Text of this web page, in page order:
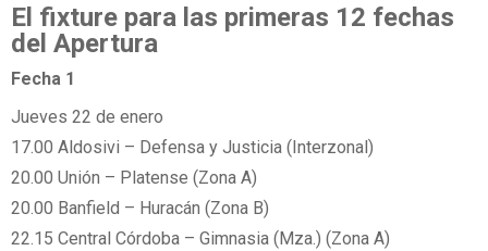
El fixture para las primeras 12 fechas
del Apertura
Fecha 1
Jueves 22 de enero
17.00 Aldosivi – Defensa y Justicia (Interzonal)
20.00 Unión – Platense (Zona A)
20.00 Banfield – Huracán (Zona B)
22.15 Central Córdoba – Gimnasia (Mza.) (Zona A)